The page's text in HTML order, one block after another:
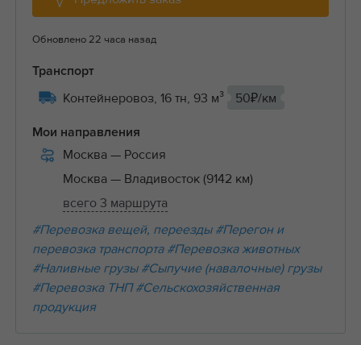
Обновлено 22 часа назад
Транспорт
Контейнеровоз, 16 тн, 93 м³ 50₽/км
Мои направления
Москва — Россия
Москва — Владивосток (9142 км)
всего 3 маршрута
#Перевозка вещей, переезды #Перегон и
перевозка транспорта #Перевозка животных
#Наливные грузы #Сыпучие (навалочные) грузы
#Перевозка ТНП #Сельскохозяйственная
продукция